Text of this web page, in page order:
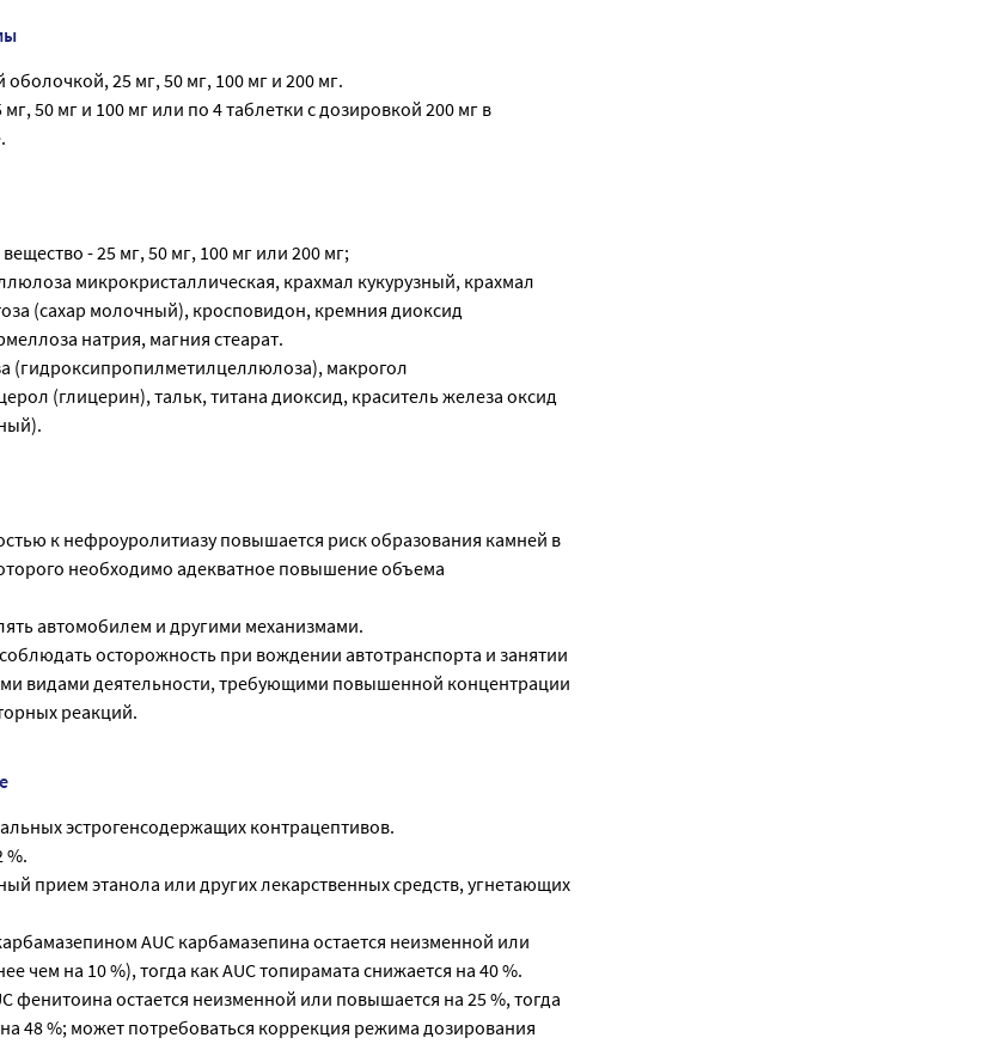
25 мг, 50 мг, 100 мг и 200 мг.
50 мг и 100 мг или по 4 таблетки с дозировкой 200 мг в
- 25 мг, 50 мг, 100 мг или 200 мг;
микрокристаллическая, крахмал кукурузный, крахмал
(сахар молочный), кросповидон, кремния диоксид
натрия, магния стеарат.
(гидроксипропилметилцеллюлоза), макрогол
(глицерин), тальк, титана диоксид, краситель железа оксид
к нефроуролитиазу повышается риск образования камней в
необходимо адекватное повышение объема
автомобилем и другими механизмами.
осторожность при вождении автотранспорта и занятии
видами деятельности, требующими повышенной концентрации
реакций.
эстрогенсодержащих контрацептивов.
%.
прием этанола или других лекарственных средств, угнетающих
AUC карбамазепина остается неизменной или
чем на 10 %), тогда как AUC топирамата снижается на 40 %.
фенитоина остается неизменной или повышается на 25 %, тогда
48 %; может потребоваться коррекция режима дозирования